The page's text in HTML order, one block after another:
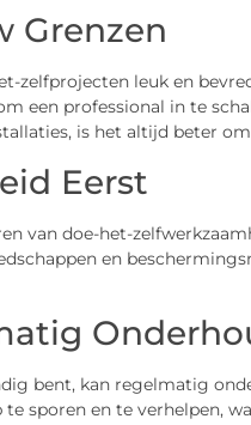
Grenzen
zelfprojecten leuk en
een professional in te
is het altijd beter
Eerst
van doe-het-
en
bent, kan regelmatig
sporen en te verhelpen,